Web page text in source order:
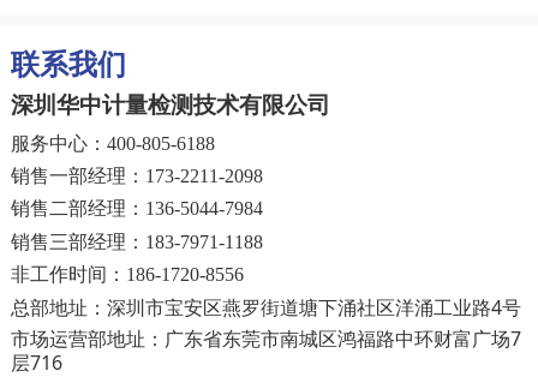
联系我们
深圳华中计量检测技术有限公司
服务中心： 400-805-6188
销售一部经理： 173-2211-2098
销售二部经理： 136-5044-7984
销售三部经理： 183-7971-1188
非工作时间： 186-1720-8556
总部地址：深圳市宝安区燕罗街道塘下涌社区洋涌工业路4号
市场运营部地址：广东省东莞市南城区鸿福路中环财富广场7
层716